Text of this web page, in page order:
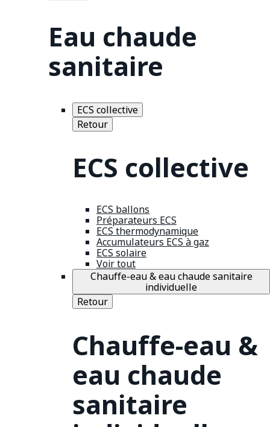
Eau chaude
sanitaire
ECS collective
Retour
ECS collective
ECS ballons
Préparateurs ECS
ECS thermodynamique
Accumulateurs ECS à gaz
ECS solaire
Voir tout
Chauffe-eau & eau chaude sanitaire
individuelle
Retour
Chauffe-eau &
eau chaude
sanitaire